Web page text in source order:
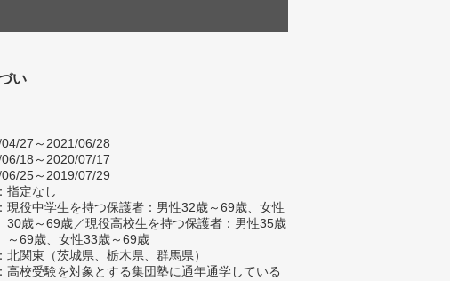
い
27～2021/06/28
18～2020/07/17
25～2019/07/29
指定なし
現役中学生を持つ保護者：男性32歳～69歳、女性
30歳～69歳／現役高校生を持つ保護者：男性35歳
～69歳、女性33歳～69歳
北関東（茨城県、栃木県、群馬県）
高校受験を対象とする集団塾に通年通学している